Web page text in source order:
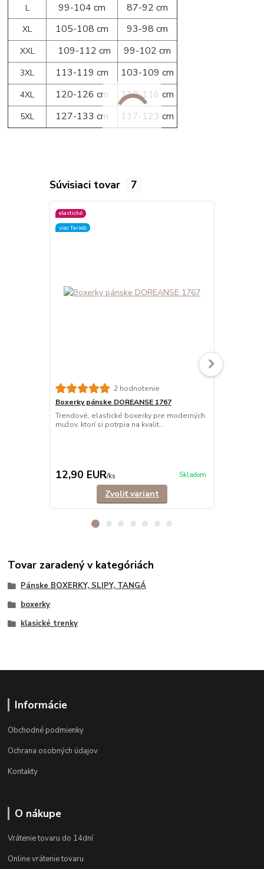
L 99-104 cm 87-92 cm
XL 105-108 cm 93-98 cm
XXL 109-112 cm 99-102 cm
3XL 113-119 cm 103-109 cm
4XL 120-126 cm 110-116 cm
5XL 127-133 cm 117-123 cm
Súvisiaci tovar 7
elastické
viac farieb
2 hodnotenie
Boxerky pánske DOREANSE 1767
Trendové, elastické boxerky pre moderných
mužov, ktorí si potrpia na kvalit...
12,90 EUR/ks Skladom
Zvoliť variant
Tovar zaradený v kategóriách
Pánske BOXERKY, SLIPY, TANGÁ
boxerky
klasické trenky
Informácie
Obchodné podmienky
Ochrana osobných údajov
Kontakty
O nákupe
Vrátenie tovaru do 14dní
Online vrátenie tovaru